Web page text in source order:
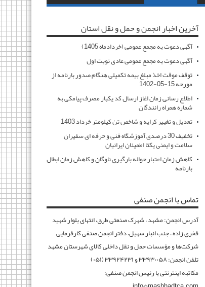
آخرین اخبار انجمن و حمل و نقل استان
آگهی دعوت به مجمع عمومی (خردادماه 1405)
آگهی دعوت به مجمع عمومی عادی نوبت اول
توقف موقت اخذ مبلغ بیمه تکمیلی هنگام صدور بارنامه از
مورحه 15-05-1402
اطلاع رسانی زمان اغاز ارسال کد یکبار مصرف پیامکی به
شماره همراه رانندگان
تعدیل و تغییر کرایه و شاخص تن کیلومتر خرداد 1403
تخفیف 30 درصدی آموزشگاه فنی و حرفه ای سفیران
سلامت و ایمنی یکتا اطمینان ایرانیان
کاهش زمان اعتبار حواله بارگیری ناوگان و کاهش زمان ابطال
بارنامه
تماس با انجمن صنفی
آدرس انجمن: مشهد ، شهرک صنعتی طرق، انتهای بلوار شهید
فخری زاده ، جنب انبار سهیل، دفتر انجمن صنفی کارفرمایی
شرکت‌ها و مؤسسات حمل و نقل داخلی کالای شهرستان مشهد
تلفن انجمن: ۳۳۹۳۰۰۵۸ و ۳۳۹۲۴۲۳۱ (۰۵۱)
مکاتبه اینترنتی با رئیس انجمن صنفی: